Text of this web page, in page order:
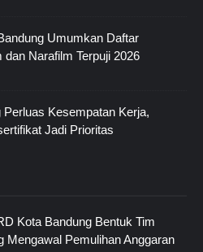
Umumkan Daftar
dan Narafilm Terpuji 2026
Perluas Kesempatan Kerja,
Jadi Prioritas
Kota Bandung Bentuk Tim
Mengawal Pemulihan Anggaran